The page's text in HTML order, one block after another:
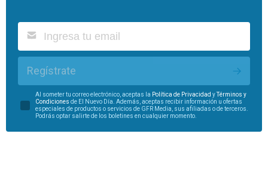
Regístrate
Al someter tu correo electrónico, aceptas la Política de Privacidad yTérminos y
Condiciones de El Nuevo Día. Además, aceptas recibir información u ofertas
especiales de productos o servicios de GFR Media, sus afiliadas o de terceros.
Podrás optar salirte de los boletines en cualquier momento.